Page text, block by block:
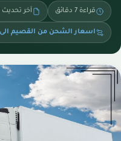
قراءة 7 دقائق آخر تحديث 3 أبريل 2026
اسعار الشحن من القصيم